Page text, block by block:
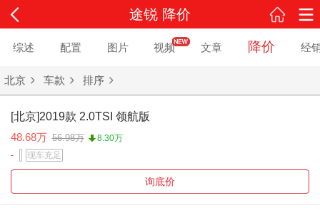
途锐 降价
综述 配置 图片 视频 文章 降价 经
北京 车款 排序
[北京]2019款 2.0TSI 领航版
48.68万 56.98万
8.30万
-
现车充足
询底价